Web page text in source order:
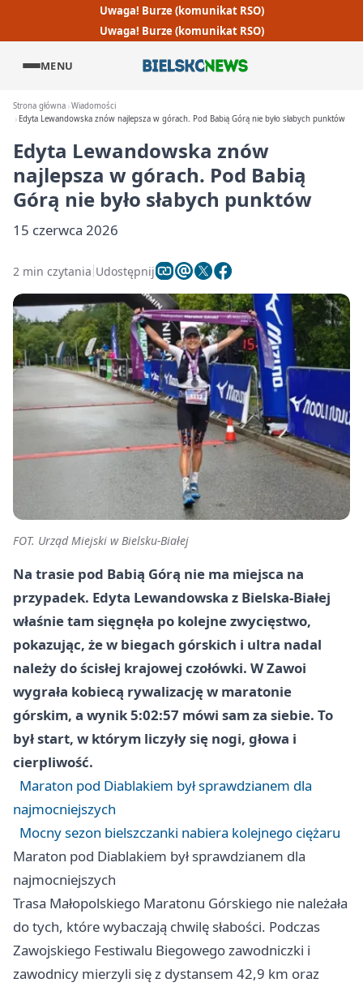
Uwaga! Burze (komunikat RSO)
Uwaga! Burze (komunikat RSO)
MENU
Strona główna Wiadomości
Edyta Lewandowska znów najlepsza w górach. Pod Babią Górą nie było słabych punktów
Edyta Lewandowska znów
najlepsza w górach. Pod Babią
Górą nie było słabych punktów
15 czerwca 2026
2 min czytania Udostępnij
FOT. Urząd Miejski w Bielsku-Białej
Na trasie pod Babią Górą nie ma miejsca na
przypadek. Edyta Lewandowska z Bielska-Białej
właśnie tam sięgnęła po kolejne zwycięstwo,
pokazując, że w biegach górskich i ultra nadal
należy do ścisłej krajowej czołówki. W Zawoi
wygrała kobiecą rywalizację w maratonie
górskim, a wynik 5:02:57 mówi sam za siebie. To
był start, w którym liczyły się nogi, głowa i
cierpliwość.
Maraton pod Diablakiem był sprawdzianem dla
najmocniejszych
Mocny sezon bielszczanki nabiera kolejnego ciężaru
Maraton pod Diablakiem był sprawdzianem dla
najmocniejszych
Trasa Małopolskiego Maratonu Górskiego nie należała
do tych, które wybaczają chwilę słabości. Podczas
Zawojskiego Festiwalu Biegowego zawodniczki i
zawodnicy mierzyli się z dystansem 42,9 km oraz